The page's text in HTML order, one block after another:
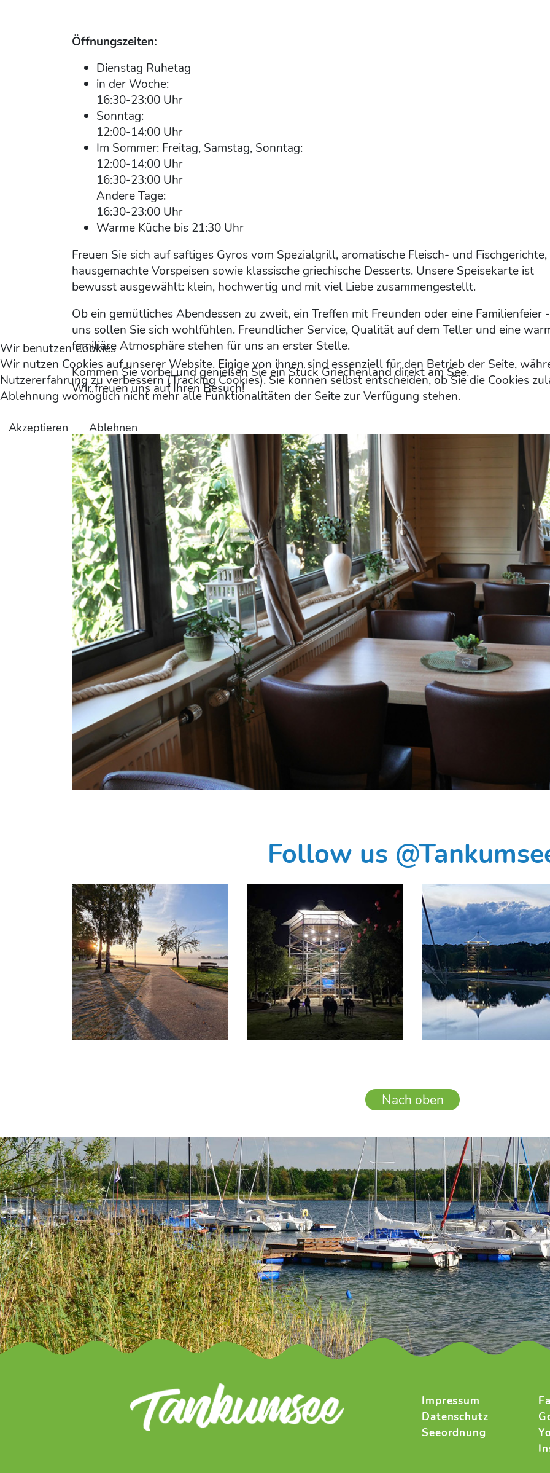
Öffnungszeiten:
Dienstag Ruhetag
in der Woche:
16:30-23:00 Uhr
Sonntag:
12:00-14:00 Uhr
Im Sommer: Freitag, Samstag, Sonntag:
12:00-14:00 Uhr
16:30-23:00 Uhr
Andere Tage:
16:30-23:00 Uhr
Warme Küche bis 21:30 Uhr
Freuen Sie sich auf saftiges Gyros vom Spezialgrill, aromatische Fleisch- und Fischgerichte,
hausgemachte Vorspeisen sowie klassische griechische Desserts. Unsere Speisekarte ist
bewusst ausgewählt: klein, hochwertig und mit viel Liebe zusammengestellt.
Ob ein gemütliches Abendessen zu zweit, ein Treffen mit Freunden oder eine Familienfeier
uns sollen Sie sich wohlfühlen. Freundlicher Service, Qualität auf dem Teller und eine
familiäre Atmosphäre stehen für uns an erster Stelle.
Kommen Sie vorbei und genießen Sie ein Stück Griechenland direkt am See.
Wir freuen uns auf Ihren Besuch!
Follow us
Nach oben
Impressum
Datenschutz
Seeordnung
Wir benutzen Cookies
Wir nutzen Cookies auf unserer Website. Einige von ihnen sind essenziell für den Betrieb der Seite,
Nutzererfahrung zu verbessern (Tracking Cookies). Sie können selbst entscheiden, ob Sie die Cookies
Ablehnung womöglich nicht mehr alle Funktionalitäten der Seite zur Verfügung stehen.
Akzeptieren Ablehnen